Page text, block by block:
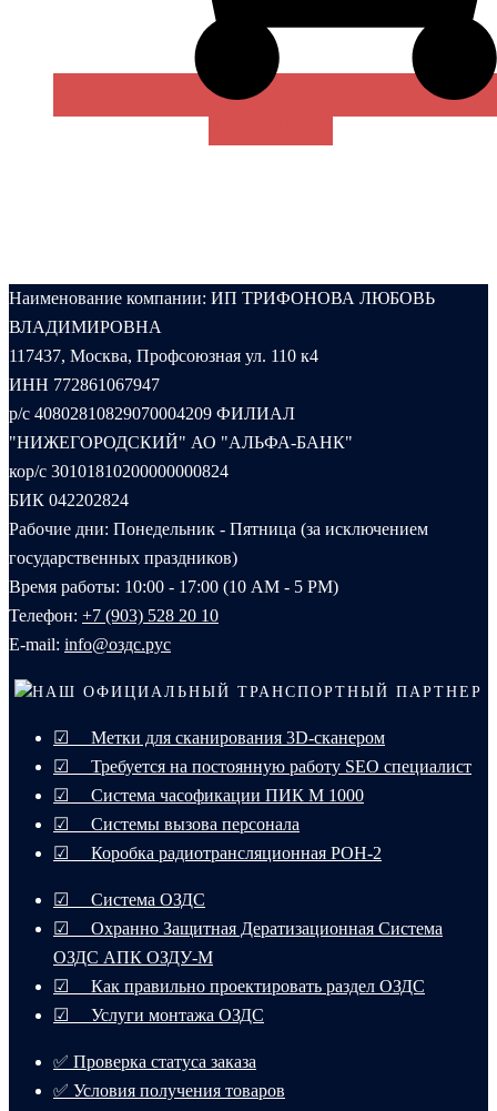
Наименование компании: ИП ТРИФОНОВА ЛЮБОВЬ
ВЛАДИМИРОВНА
117437, Москва, Профсоюзная ул. 110 к4
ИНН 772861067947
р/с 40802810829070004209 ФИЛИАЛ
"НИЖЕГОРОДСКИЙ" АО "АЛЬФА-БАНК"
кор/с 30101810200000000824
БИК 042202824
Рабочие дни: Понедельник - Пятница (за исключением
государственных праздников)
Время работы: 10:00 - 17:00 (10 AM - 5 PM)
Телефон: +7 (903) 528 20 10‬
E-mail: info@оздс.рус
НАШ ОФИЦИАЛЬНЫЙ ТРАНСПОРТНЫЙ ПАРТНЕР
☑ Метки для сканирования 3D-сканером
☑ Требуется на постоянную работу SEO специалист
☑ Система часофикации ПИК М 1000
☑ Системы вызова персонала
☑ Коробка радиотрансляционная РОН-2
☑ Система ОЗДС
☑ Охранно Защитная Дератизационная Система
ОЗДС АПК ОЗДУ-М
☑ Как правильно проектировать раздел ОЗДС
☑ Услуги монтажа ОЗДС
✅ Проверка статуса заказа
✅ Условия получения товаров